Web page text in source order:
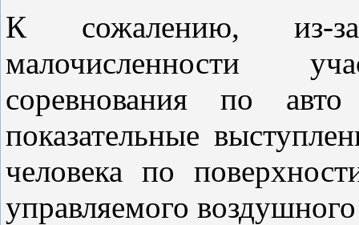
К сожалению, из-
малочисленности
соревнования по
показательные
человека по
управляемого